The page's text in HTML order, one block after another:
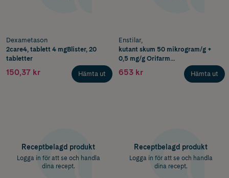
Dexametason
2care4, tablett 4 mgBlister, 20
tabletter
150,37 kr Hämta ut
Enstilar,
kutant skum 50 mikrogram/g +
0,5 mg/g Orifarm
ABTryckbehållare, 60 g
653 kr Hämta ut
Receptbelagd produkt
Logga in för att se och handla
dina recept.
Receptbelagd produkt
Logga in för att se och handla
dina recept.